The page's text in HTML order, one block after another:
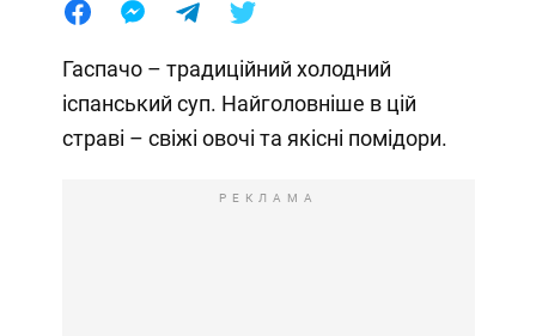
Гаспачо – традиційний холодний
іспанський суп. Найголовніше в цій
страві – свіжі овочі та якісні помідори.
РЕКЛАМА